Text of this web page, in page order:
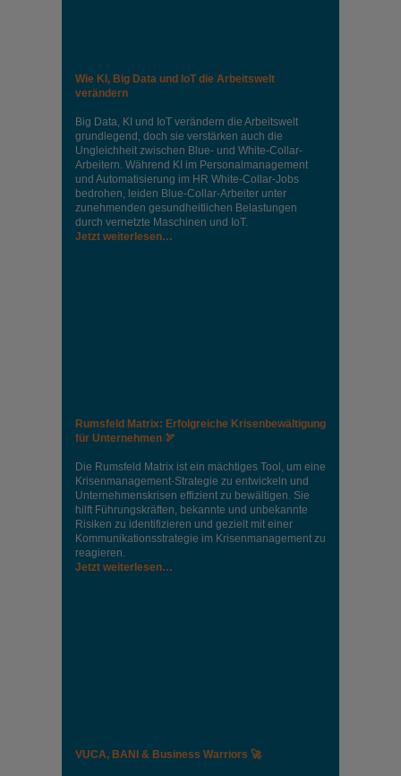
Wie KI, Big Data und IoT die Arbeitswelt
verändern
Big Data, KI und IoT verändern die Arbeitswelt
grundlegend, doch sie verstärken auch die
Ungleichheit zwischen Blue- und White-Collar-
Arbeitern. Während KI im Personalmanagement
und Automatisierung im HR White-Collar-Jobs
bedrohen, leiden Blue-Collar-Arbeiter unter
zunehmenden gesundheitlichen Belastungen
durch vernetzte Maschinen und IoT.
Jetzt weiterlesen…
Rumsfeld Matrix: Erfolgreiche Krisenbewältigung
für Unternehmen 🏹
Die Rumsfeld Matrix ist ein mächtiges Tool, um eine
Krisenmanagement-Strategie zu entwickeln und
Unternehmenskrisen effizient zu bewältigen. Sie
hilft Führungskräften, bekannte und unbekannte
Risiken zu identifizieren und gezielt mit einer
Kommunikationsstrategie im Krisenmanagement zu
reagieren.
Jetzt weiterlesen…
VUCA, BANI & Business Warriors 🚀